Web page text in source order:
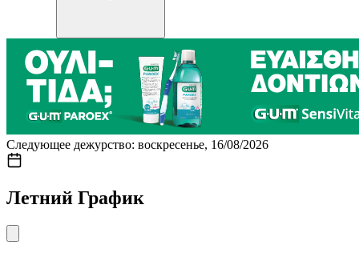
Следующее дежурство: воскресенье, 16/08/2026
Летний График